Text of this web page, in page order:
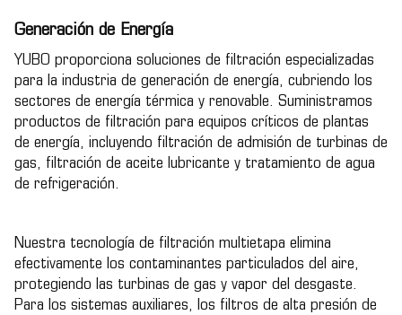
Generación de Energía
YUBO proporciona soluciones de filtración especializadas
para la industria de generación de energía, cubriendo los
sectores de energía térmica y renovable. Suministramos
productos de filtración para equipos críticos de plantas
de energía, incluyendo filtración de admisión de turbinas de
gas, filtración de aceite lubricante y tratamiento de agua
de refrigeración.
Nuestra tecnología de filtración multietapa elimina
efectivamente los contaminantes particulados del aire,
protegiendo las turbinas de gas y vapor del desgaste.
Para los sistemas auxiliares, los filtros de alta presión de